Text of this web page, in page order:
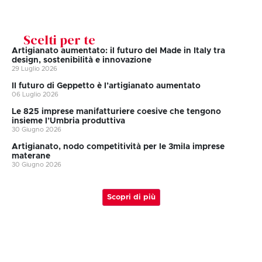
Scelti per te
Artigianato aumentato: il futuro del Made in Italy tra
design, sostenibilità e innovazione
29 Luglio 2026
II futuro di Geppetto è l’artigianato aumentato
06 Luglio 2026
Le 825 imprese manifatturiere coesive che tengono
insieme l’Umbria produttiva
30 Giugno 2026
Artigianato, nodo competitività per le 3mila imprese
materane
30 Giugno 2026
Scopri di più